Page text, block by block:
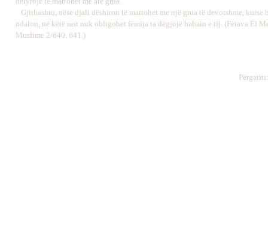
Gjithashtu, nëse djali dëshiron të martohet me një grua të devotshme, kurse
ndalon, në këtë rast nuk obligohet fëmija ta dëgjojë babain e tij. (Fetava El
Muslime 2/640, 641.)